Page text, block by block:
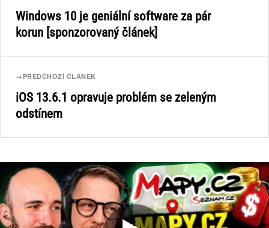
Windows 10 je geniální software za pár
korun [sponzorovaný článek]
→ PŘEDCHOZÍ ČLÁNEK
iOS 13.6.1 opravuje problém se zeleným
odstínem